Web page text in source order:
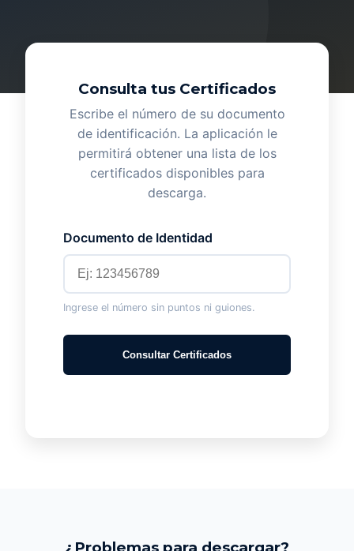
Consulta tus Certificados
Escribe el número de su documento
de identificación. La aplicación le
permitirá obtener una lista de los
certificados disponibles para
descarga.
Documento de Identidad
Ingrese el número sin puntos ni guiones.
Consultar Certificados